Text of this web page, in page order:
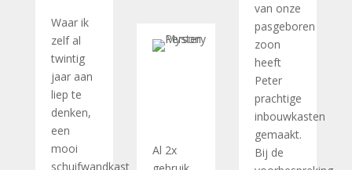
van onze
pasgeboren
zoon
heeft
Peter
prachtige
inbouwkasten
gemaakt.
Bij de
Waar ik
zelf al
twintig
jaar aan
liep te
denken,
een
mooi
schuifwandkast
Al 2x